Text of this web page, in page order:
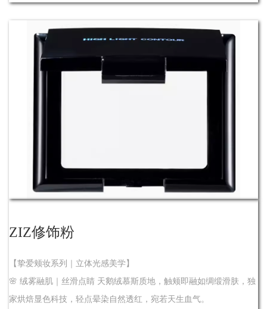
ZIZ修饰粉
【挚爱颊妆系列｜立体光感美学】
🌸 绒雾融肌｜丝滑点睛 天鹅绒慕斯质地，触颊即融如绸缎滑肤，独
家烘焙显色科技，轻点晕染自然透红，宛若天生血气。